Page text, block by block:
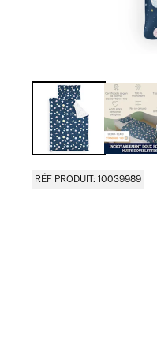
RÉF PRODUIT: 10039989